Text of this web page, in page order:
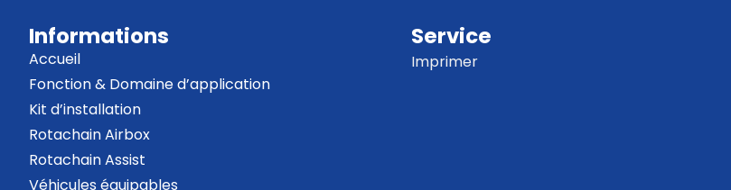
Informations
Accueil
Fonction & Domaine d’application
Kit d’installation
Rotachain Airbox
Rotachain Assist
Véhicules équipables
Service
Imprimer